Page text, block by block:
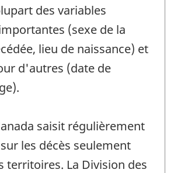
des variables
(sexe de la
lieu de naissance) et
d'autres (date de
saisit régulièrement
les décès seulement
territoires. La Division des